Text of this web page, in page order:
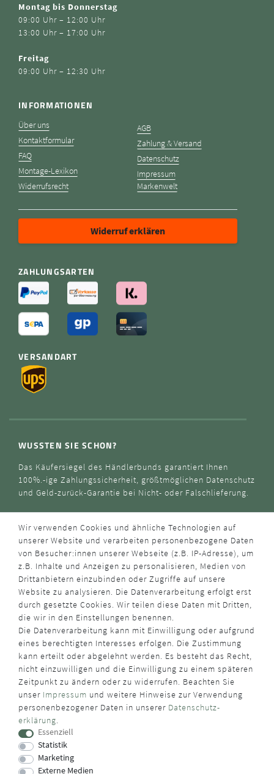
Montag bis Donnerstag
09:00 Uhr – 12:00 Uhr
13:00 Uhr – 17:00 Uhr
Freitag
09:00 Uhr – 12:30 Uhr
INFORMATIONEN
Über uns
Kontaktformular
FAQ
Montage-Lexikon
Widerrufsrecht
AGB
Zahlung & Versand
Datenschutz
Impressum
Markenwelt
Widerruf erklären
ZAHLUNGSARTEN
VERSANDART
WUSSTEN SIE SCHON?
Das Käufersiegel des Händlerbunds garantiert Ihnen
100%.-ige Zahlungssicherheit, größtmöglichen Datenschutz
und Geld-zurück-Garantie bei Nicht- oder Falschlieferung.
Wir verwenden Cookies und ähnliche Technologien auf
unserer Website und verarbeiten personenbezogene Daten
von Besucher:innen unserer Webseite (z.B. IP-Adresse), um
z.B. Inhalte und Anzeigen zu personalisieren, Medien von
Drittanbietern einzubinden oder Zugriffe auf unsere
Website zu analysieren. Die Datenverarbeitung erfolgt erst
durch gesetzte Cookies. Wir teilen diese Daten mit Dritten,
die wir in den Einstellungen benennen.
Die Datenverarbeitung kann mit Einwilligung oder aufgrund
eines berechtigten Interesses erfolgen. Die Zustimmung
kann erteilt oder abgelehnt werden. Es besteht das Recht,
nicht einzuwilligen und die Einwilligung zu einem späteren
Zeitpunkt zu ändern oder zu widerrufen. Beachten Sie
unser Impressum und weitere Hinweise zur Verwendung
personenbezogener Daten in unserer Daten­schutz­
erklärung.
Essenziell
Statistik
Marketing
Externe Medien